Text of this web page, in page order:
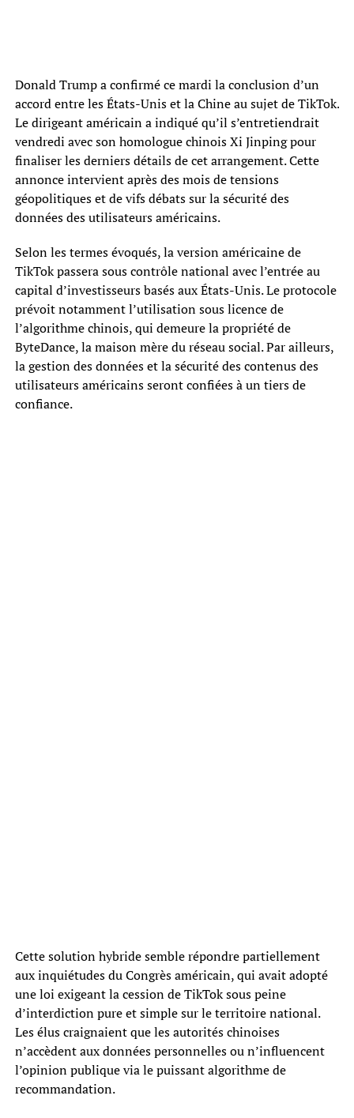
Donald Trump a confirmé ce mardi la conclusion d’un
accord entre les États-Unis et la Chine au sujet de TikTok.
Le dirigeant américain a indiqué qu’il s’entretiendrait
vendredi avec son homologue chinois Xi Jinping pour
finaliser les derniers détails de cet arrangement. Cette
annonce intervient après des mois de tensions
géopolitiques et de vifs débats sur la sécurité des
données des utilisateurs américains.
Selon les termes évoqués, la version américaine de
TikTok passera sous contrôle national avec l’entrée au
capital d’investisseurs basés aux États-Unis. Le protocole
prévoit notamment l’utilisation sous licence de
l’algorithme chinois, qui demeure la propriété de
ByteDance, la maison mère du réseau social. Par ailleurs,
la gestion des données et la sécurité des contenus des
utilisateurs américains seront confiées à un tiers de
confiance.
Cette solution hybride semble répondre partiellement
aux inquiétudes du Congrès américain, qui avait adopté
une loi exigeant la cession de TikTok sous peine
d’interdiction pure et simple sur le territoire national.
Les élus craignaient que les autorités chinoises
n’accèdent aux données personnelles ou n’influencent
l’opinion publique via le puissant algorithme de
recommandation.